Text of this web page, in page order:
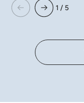
1 / 5